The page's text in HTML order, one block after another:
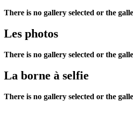
There is no gallery selected or the
Les photos
There is no gallery selected or the
La borne à selfie
There is no gallery selected or the